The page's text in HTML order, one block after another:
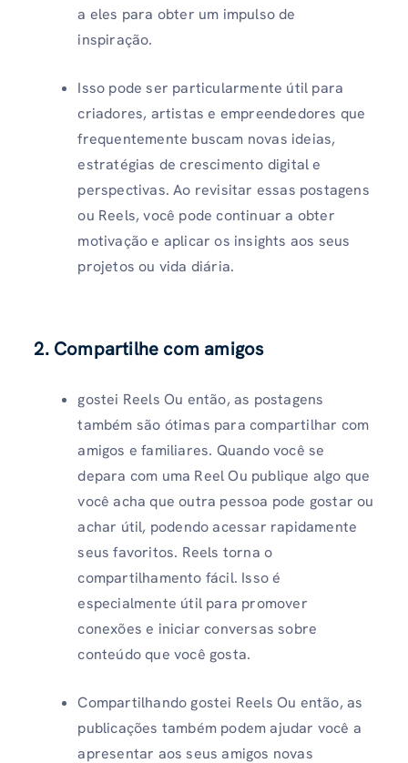
a eles para obter um impulso de
inspiração.
Isso pode ser particularmente útil para
criadores, artistas e empreendedores que
frequentemente buscam novas ideias,
estratégias de crescimento digital e
perspectivas. Ao revisitar essas postagens
ou Reels, você pode continuar a obter
motivação e aplicar os insights aos seus
projetos ou vida diária.
2. Compartilhe com amigos
gostei Reels Ou então, as postagens
também são ótimas para compartilhar com
amigos e familiares. Quando você se
depara com uma Reel Ou publique algo que
você acha que outra pessoa pode gostar ou
achar útil, podendo acessar rapidamente
seus favoritos. Reels torna o
compartilhamento fácil. Isso é
especialmente útil para promover
conexões e iniciar conversas sobre
conteúdo que você gosta.
Compartilhando gostei Reels Ou então, as
publicações também podem ajudar você a
apresentar aos seus amigos novas